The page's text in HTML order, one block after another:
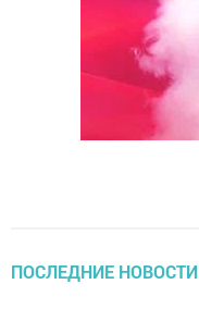
ПОСЛЕДНИЕ НОВОСТИ